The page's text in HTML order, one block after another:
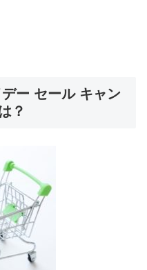
ー セール キャン
？